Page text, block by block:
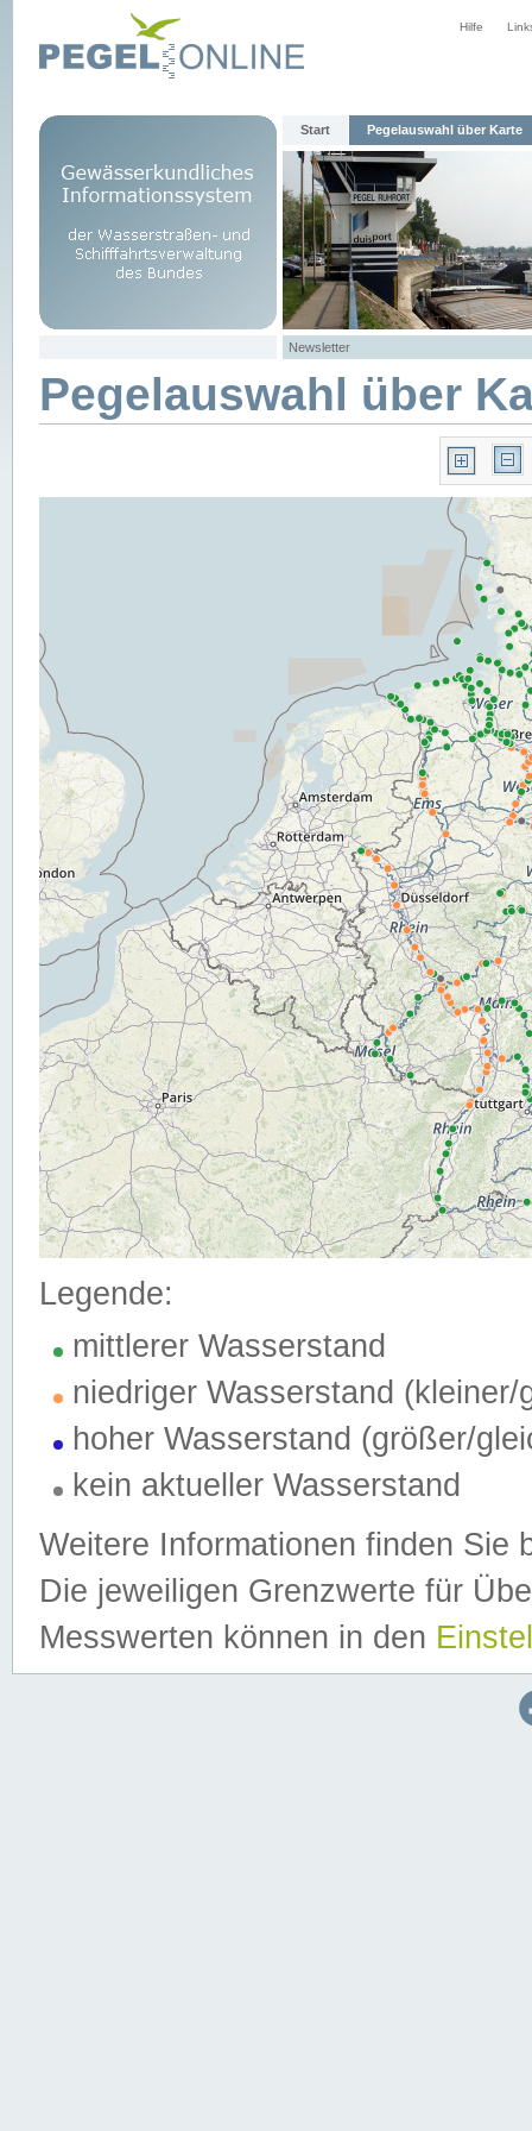
Hilfe
Start Pegelauswahl über Karte
Newsletter
Pegelauswahl über
Legende:
mittlerer Wasserstand
niedriger Wasserstand (kleiner/
hoher Wasserstand (größer/
kein aktueller Wasserstand
Weitere Informationen finden Sie
Die jeweiligen Grenzwerte für
Messwerten können in den